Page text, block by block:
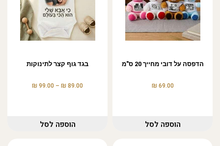
הדפסה על דובי מחייך 20 ס"מ
69.00
₪
הוספה לסל
בגד גוף קצר לתינוקות
89.00
₪
–
99.00
₪
הוספה לסל